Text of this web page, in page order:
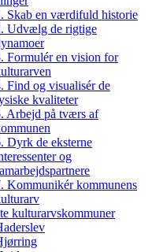
Skab en værdifuld historie
Udvælg de rigtige
Formulér en vision for
Find og visualisér de
kvaliteter
Arbejd på tværs af
Dyrk de eksterne
og
Kommunikér kommunens
kulturarvskommuner